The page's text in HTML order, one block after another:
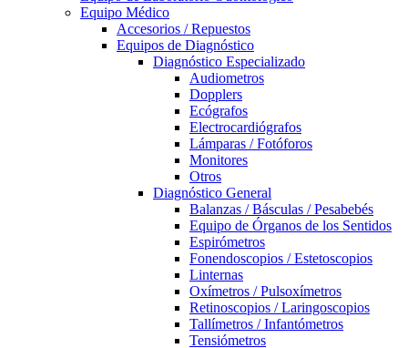
Equipo Médico
Accesorios / Repuestos
Equipos de Diagnóstico
Diagnóstico Especializado
Audiometros
Dopplers
Ecógrafos
Electrocardiógrafos
Lámparas / Fotóforos
Monitores
Otros
Diagnóstico General
Balanzas / Básculas / Pesabebés
Equipo de Órganos de los Sentidos
Espirómetros
Fonendoscopios / Estetoscopios
Linternas
Oxímetros / Pulsoxímetros
Retinoscopios / Laringoscopios
Tallímetros / Infantómetros
Tensiómetros